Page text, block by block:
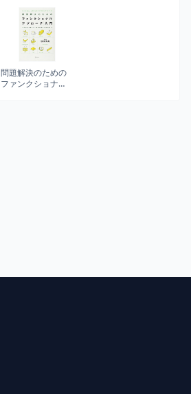
読む転職の思考法
問題解決のための
ファンクショナ